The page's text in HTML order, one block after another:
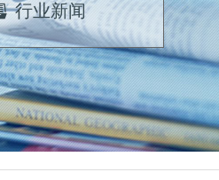
行业新闻